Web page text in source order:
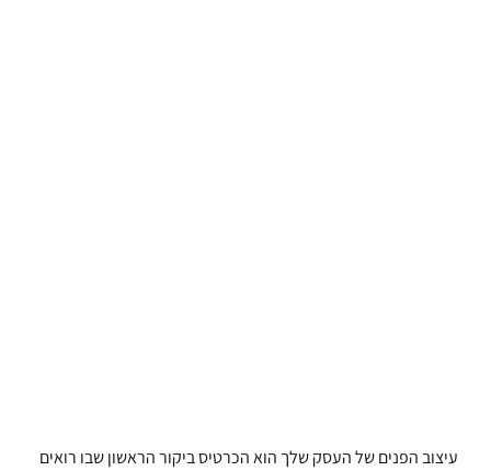
עיצוב הפנים של העסק שלך הוא הכרטיס ביקור הראשון שבו רואים